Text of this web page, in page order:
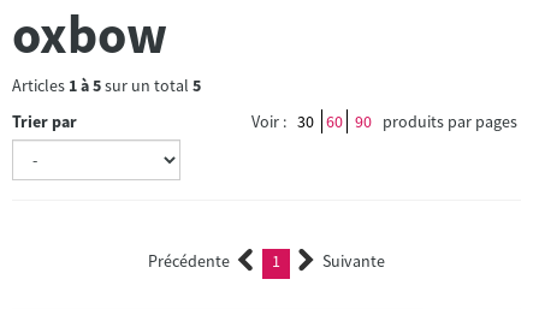
oxbow
Articles 1à5sur un total 5
Trier par
Voir : 30 60 90 produits par pages
Précédente 1 (current)Suivante